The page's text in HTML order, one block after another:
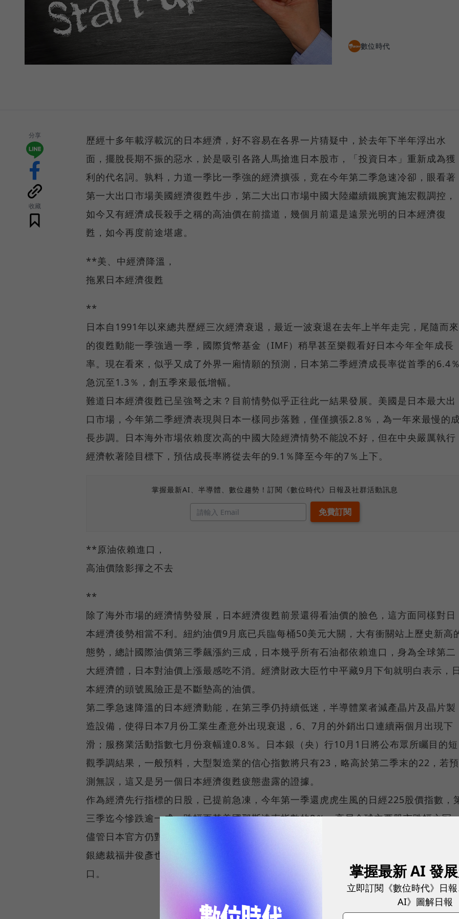
數位時代
分享
收藏
歷經十多年載浮載沉的日本經濟，好不容易在各界一片猜疑中，於去年下半年浮出水
面，擺脫長期不振的惡水，於是吸引各路人馬搶進日本股市，「投資日本」重新成為獲
利的代名詞。孰料，力道一季比一季強的經濟擴張，竟在今年第二季急速冷卻，眼看著
第一大出口市場美國經濟復甦牛步，第二大出口市場中國大陸繼續鐵腕實施宏觀調控，
如今又有經濟成長殺手之稱的高油價在前擋道，幾個月前還是遠景光明的日本經濟復
甦，如今再度前途堪慮。
**美、中經濟降溫，
拖累日本經濟復甦
**
日本自1991年以來總共歷經三次經濟衰退，最近一波衰退在去年上半年走完，尾隨而來
的復甦動能一季強過一季，國際貨幣基金（IMF）稍早甚至樂觀看好日本今年全年成長
率。現在看來，似乎又成了外界一廂情願的預測，日本第二季經濟成長率從首季的6.4
急沉至1.3％，創五季來最低增幅。
難道日本經濟復甦已呈強弩之末？目前情勢似乎正往此一結果發展。美國是日本最大出
口市場，今年第二季經濟表現與日本一樣同步落難，僅僅擴張2.8％，為一年來最慢的
長步調。日本海外市場依賴度次高的中國大陸經濟情勢不能說不好，但在中央嚴厲執行
經濟軟著陸目標下，預估成長率將從去年的9.1％降至今年的7％上下。
掌握最新AI、半導體、數位趨勢！訂閱《數位時代》日報及社群活動訊息
**原油依賴進口，
高油價陰影揮之不去
**
除了海外市場的經濟情勢發展，日本經濟復甦前景還得看油價的臉色，這方面同樣對日
本經濟後勢相當不利。紐約油價9月底已兵臨每桶50美元大關，大有衝關站上歷史新高
態勢，總計國際油價第三季飆漲約三成，日本幾乎所有石油都依賴進口，身為全球第二
大經濟體，日本對油價上漲最感吃不消。經濟財政大臣竹中平藏9月下旬就明白表示，
本經濟的頭號風險正是不斷墊高的油價。
第二季急速降溫的日本經濟動能，在第三季仍持續低迷，半導體業者減產晶片及晶片製
造設備，使得日本7月份工業生產意外出現衰退，6、7月的外銷出口連續兩個月出現下
滑；服務業活動指數七月份衰幅達0.8％。日本銀（央）行10月1日將公布眾所矚目的短
觀季調結果，一般預料，大型製造業的信心指數將只有23，略高於第二季末的22，若預
測無誤，這又是另一個日本經濟復甦疲態盡露的證據。
作為經濟先行指標的日股，已提前急凍，今年第一季還虎虎生風的日經225股價指數，
三季迄今慘跌逾一成，跌幅更甚美國那斯達克指數的8％，高居全球主要股市跌幅之冠
儘管日本官方仍對經濟前景保持樂觀，仍不傾向下修3.5％的全年經濟成長率預測，但
銀總裁福井俊彥也坦承日本經濟動能的確開始走疲，復甦之途恐怕已來到轉折的十字路
口。
掌握最新 AI 發
立即訂閱《數位時代》日
AI》圖解日報